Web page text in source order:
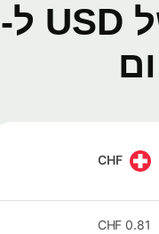
שערי חליפין של USD ל-
CHF
0.81
CHF